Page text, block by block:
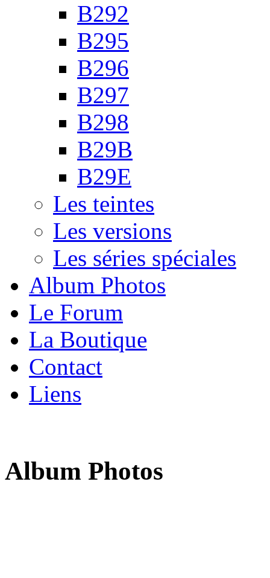
B292
B295
B296
B297
B298
B29B
B29E
Les teintes
Les versions
Les séries spéciales
Album Photos
Le Forum
La Boutique
Contact
Liens
Album Photos